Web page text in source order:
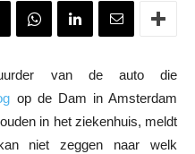
van de auto die
op de Dam in Amsterdam
in het ziekenhuis, meldt
niet zeggen naar welk